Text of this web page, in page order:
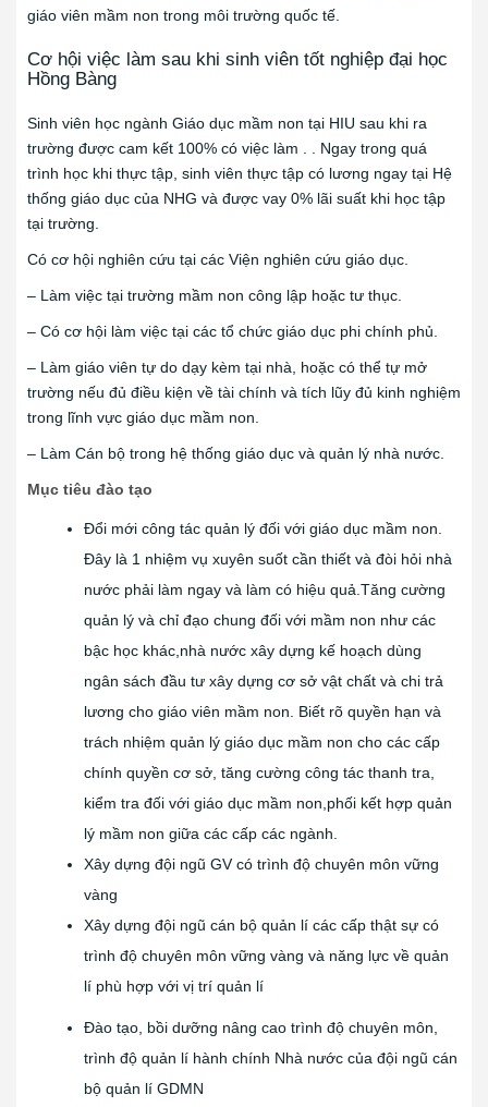
giáo viên mầm non trong môi trường quốc tế.
Cơ hội việc làm sau khi sinh viên tốt nghiệp đại học
Hồng Bàng
Sinh viên học ngành Giáo dục mầm non tại HIU sau khi ra
trường được cam kết 100% có việc làm . . Ngay trong quá
trình học khi thực tập, sinh viên thực tập có lương ngay tại Hệ
thống giáo dục của NHG và được vay 0% lãi suất khi học tập
tại trường.
Có cơ hội nghiên cứu tại các Viện nghiên cứu giáo dục.
– Làm việc tại trường mầm non công lập hoặc tư thục.
– Có cơ hội làm việc tại các tổ chức giáo dục phi chính phủ.
– Làm giáo viên tự do dạy kèm tại nhà, hoặc có thể tự mở
trường nếu đủ điều kiện về tài chính và tích lũy đủ kinh nghiệm
trong lĩnh vực giáo dục mầm non.
– Làm Cán bộ trong hệ thống giáo dục và quản lý nhà nước.
Mục tiêu đào tạo
Đổi mới công tác quản lý đối với giáo dục mầm non.
Đây là 1 nhiệm vụ xuyên suốt cần thiết và đòi hỏi nhà
nước phải làm ngay và làm có hiệu quả.Tăng cường
quản lý và chỉ đạo chung đối với mầm non như các
bậc học khác,nhà nước xây dựng kế hoạch dùng
ngân sách đầu tư xây dựng cơ sở vật chất và chi trả
lương cho giáo viên mầm non. Biết rõ quyền hạn và
trách nhiệm quản lý giáo dục mầm non cho các cấp
chính quyền cơ sở, tăng cường công tác thanh tra,
kiểm tra đối với giáo dục mầm non,phối kết hợp quản
lý mầm non giữa các cấp các ngành.
Xây dựng đội ngũ GV có trình độ chuyên môn vững
vàng
Xây dựng đội ngũ cán bộ quản lí các cấp thật sự có
trình độ chuyên môn vững vàng và năng lực về quản
lí phù hợp với vị trí quản lí
Đào tạo, bồi dưỡng nâng cao trình độ chuyên môn,
trình độ quản lí hành chính Nhà nước của đội ngũ cán
bộ quản lí GDMN